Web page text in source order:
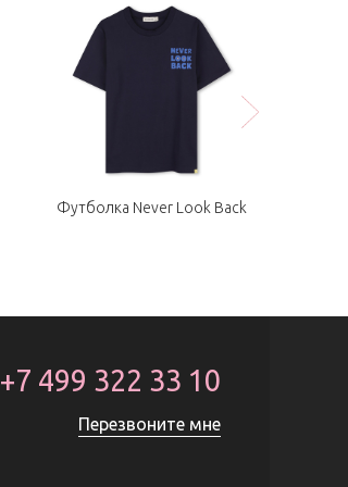
Футболка Never Look Back
+7 499 322 33 10
Перезвоните мне